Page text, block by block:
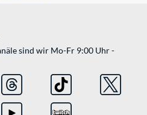
sind wir Mo-Fr 9:00 Uhr -